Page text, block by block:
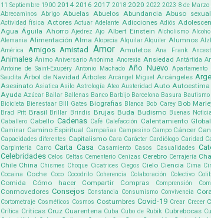
11 Septiembre 1900 2014 2016 2017 2018 2020 2022 2023 8 de Marzo
Abrecaminos Abrigo Abuelas Abuelos Abundancia Abuso sexual
Actividad física Actores Actuar Adelante Adicciones Adiós
Agua Águila Ahorro Ajedrez Ajo Albert Einstein Alcholismo Alcohol
Alemania Alimentación Alma Alopecia Alquilar Alquiler Alumnos
América Amigos Amistad Amor Amuletos Ana Frank
Animales Ánimo Aniversario Anónima Anorexia Ansiedad Antártida
Antoine de Saint-Exupéry Antonio Machado Año Nuevo Apartamento
Saudita Árbol de Navidad Árboles Arcángel Miguel Arcángeles
Asesinato Asiatica Asilo Astrología Ateo Austeridad Auto Autoestima
Ayuda Azúcar Bailar Ballenas Banco Barbijo Barcelona Basura Bautismo
Bicicleta Bienestaar Bill Gates Biografias Blanca Bob Carey Bob
Brad Pitt Brasil Brillar Brindis Brujas Buda Budismo Buenas
Caballero Cabello Cadenas Café Calefacción Calentamiento Global
Caminar Camino Espiritual Campañas Campesino Campo Cáncer
Capacidades diferentes Capitalismo Cara Carácter Cardiólogo Caridad
Carpintería
Carro Carta Casa Casamiento Casos Casualidades
Celebridades Celos Celtas Cementerio Cenizas Cerebro Cerrajería
Chile China Chismes Choque Cicatrices Ciegos Cielo Ciencia Cima
Cocaina
Coche Coco Cocodrilo Coherencia Colaboración Colectivo
Comida Cómo hacer Compartir Compras Comprensión
Conmovedores Consejos Constancia Consumismo Convivencia
Cortometraje Cosméticos Cosmos Costumbres Covid-19 Crear Crecer
Crítica Críticas Cruz Cuarentena Cuba Cubo de Rubik Cubrebocas